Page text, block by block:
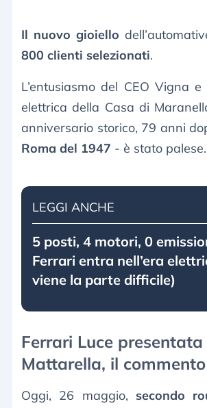
Il nuovo gioiello
800 clienti selezionati.
L’entusiasmo del CEO Vigna e
elettrica della Casa di
anniversario storico, 79 anni
Roma del 1947 - è stato palese.
LEGGI ANCHE
5 posti, 4 motori, 0
Ferrari entra nell’era
viene la parte difficile)
Ferrari Luce
Mattarella, il
Oggi, 26 maggio, secondo